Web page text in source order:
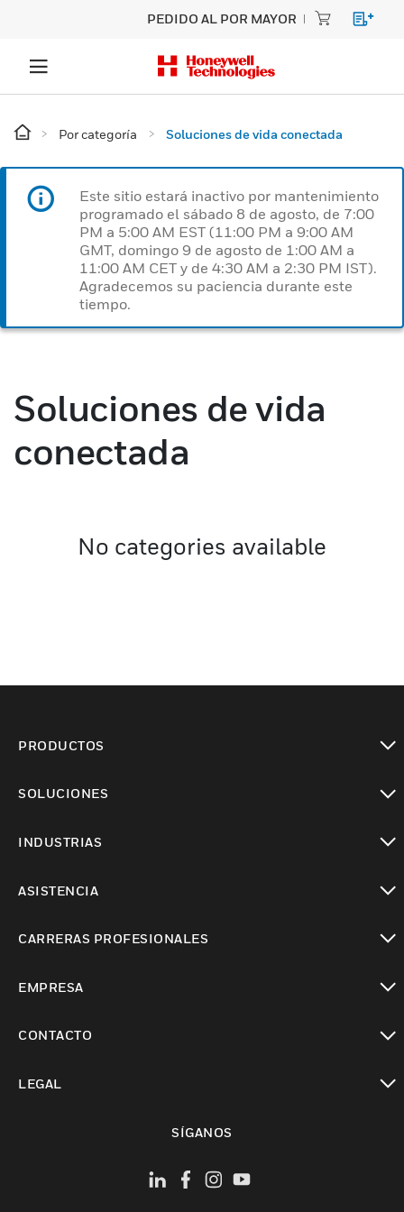
PEDIDO AL POR MAYOR
Por categoría Soluciones de vida conectada
Este sitio estará inactivo por mantenimiento
programado el sábado 8 de agosto, de 7:00
PM a 5:00 AM EST (11:00 PM a 9:00 AM
GMT, domingo 9 de agosto de 1:00 AM a
11:00 AM CET y de 4:30 AM a 2:30 PM IST).
Agradecemos su paciencia durante este
tiempo.
Soluciones de vida
conectada
No categories available
PRODUCTOS
SOLUCIONES
INDUSTRIAS
ASISTENCIA
CARRERAS PROFESIONALES
EMPRESA
CONTACTO
LEGAL
SÍGANOS